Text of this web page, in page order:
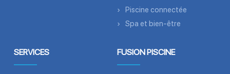
Piscine connectée
Spa et bien-être
SERVICES FUSION PISCINE